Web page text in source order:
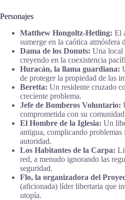
Personajes
Matthew Hongoltz-Hetling: El
sumerge en la caótica atmósfera
Dama de los Donuts: Una local
creyendo en la coexistencia
Huracán, la llama guardiana:
de proteger la propiedad de las
Beretta: Un residente cruzado
creciente problema.
Jefe de Bomberos Voluntario:
comprometida con su
El Hombre de la Iglesia: Un
antigua, complicando problemas
autoridad.
Los Habitantes de la Carpa:
red, a menudo ignorando las
seguridad.
Flo, la organizadora del
(aficionada) líder libertaria que
utopía.